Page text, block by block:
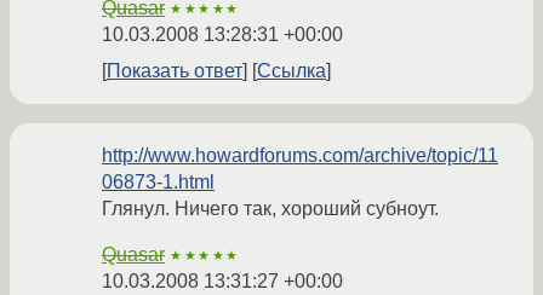
Quasar ★★★★★
10.03.2008 13:28:31 +00:00
Показать ответ
Ссылка
http://www.howardforums.com/archive/topic/11
06873-1.html
Глянул. Ничего так, хороший субноут.
Quasar ★★★★★
10.03.2008 13:31:27 +00:00